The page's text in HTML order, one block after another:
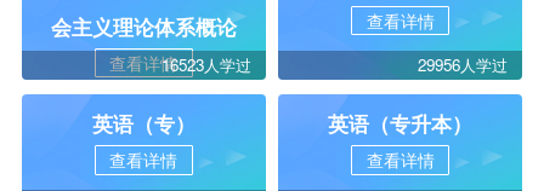
会主义理论体系概论
查看详情16523人学过
查看详情
29956人学过
英语（专）
查看详情
英语（专升本）
查看详情